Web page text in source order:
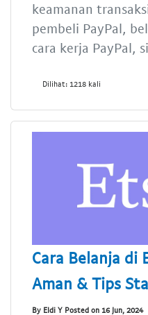
keamanan
pembeli PayPal,
cara kerja PayPal,
Dilihat: 1218 kali
Cara Belanja di
Aman & Tips
By Eldi Y Posted on 16 Jun, 2024